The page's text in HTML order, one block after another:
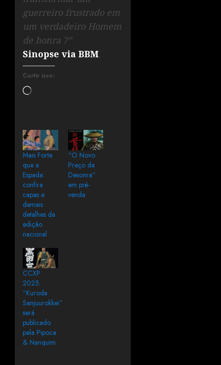
guerreiro frustrado em
um verdadeiro Homem
de honra ?”
Sinopse via BBM.
Curtir isso:
Mais Forte
que a
Espada:
confira
capas e
demais
detalhes da
edição
nacional
“O Novo
Preço da
Desonra”
em pré-
venda
CCXP
2025:
“Kuroda
Sanjuurokkei”
será
publicado
pela Pipoca
& Nanquim